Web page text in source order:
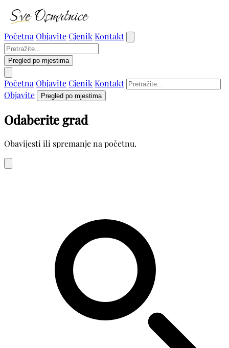
Početna ObjaviteCjenik Kontakt
Pregled po mjestima
Početna ObjaviteCjenik Kontakt
Objavite
Pregled po mjestima
Odaberite grad
Obavijesti ili spremanje na početnu.